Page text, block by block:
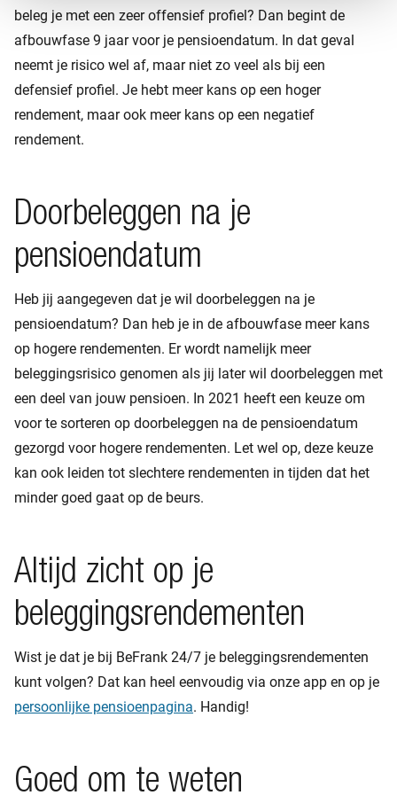
beleg je met een zeer offensief profiel? Dan begint de
afbouwfase 9 jaar voor je pensioendatum. In dat geval
neemt je risico wel af, maar niet zo veel als bij een
defensief profiel. Je hebt meer kans op een hoger
rendement, maar ook meer kans op een negatief
rendement.
Doorbeleggen na je
pensioendatum
Heb jij aangegeven dat je wil doorbeleggen na je
pensioendatum? Dan heb je in de afbouwfase meer kans
op hogere rendementen. Er wordt namelijk meer
beleggingsrisico genomen als jij later wil doorbeleggen met
een deel van jouw pensioen. In 2021 heeft een keuze om
voor te sorteren op doorbeleggen na de pensioendatum
gezorgd voor hogere rendementen. Let wel op, deze keuze
kan ook leiden tot slechtere rendementen in tijden dat het
minder goed gaat op de beurs.
Altijd zicht op je
beleggingsrendementen
Wist je dat je bij BeFrank 24/7 je beleggingsrendementen
kunt volgen? Dat kan heel eenvoudig via onze app en op je
persoonlijke pensioenpagina. Handig!
Goed om te weten